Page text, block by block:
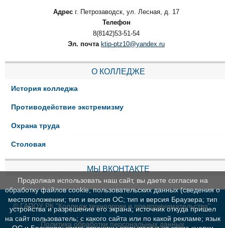
Адрес г. Петрозаводск, ул. Лесная, д. 17
Телефон
8(8142)53-51-54
Эл. почта ktip-ptz10@yandex.ru
О КОЛЛЕДЖЕ
История колледжа
Противодействие экстремизму
Охрана труда
Столовая
МЫ ВКОНТАКТЕ
© ГАПОУ РК "Колледж технологии и предпринимательства"
Политика обработки персональных данных
Продолжая использовать наш сайт, вы даете согласие на
обработку файлов cookie, пользовательских данных (сведения о
местоположении; тип и версия ОС; тип и версия Браузера; тип
устройства и разрешение его экрана; источник откуда пришел
на сайт пользователь; с какого сайта или по какой рекламе; язык